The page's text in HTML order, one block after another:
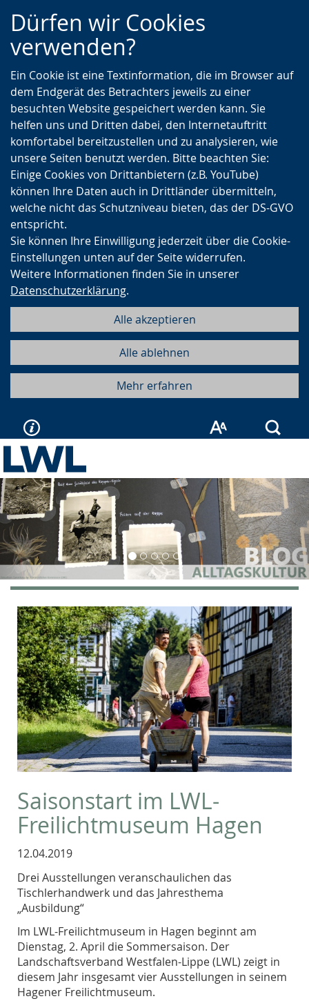
Zur
Hauptnavigation
Zur
Seitennavigation
Zum
Inhalt
Dürfen wir Cookies
verwenden?
Ein Cookie ist eine Textinformation, die im Browser auf
dem Endgerät des Betrachters jeweils zu einer
besuchten Website gespeichert werden kann. Sie
helfen uns und Dritten dabei, den Internetauftritt
komfortabel bereitzustellen und zu analysieren, wie
unsere Seiten benutzt werden. Bitte beachten Sie:
Einige Cookies von Drittanbietern (z.B. YouTube)
können Ihre Daten auch in Drittländer übermitteln,
welche nicht das Schutzniveau bieten, das der DS-GVO
entspricht.
Sie können Ihre Einwilligung jederzeit über die Cookie-
Einstellungen unten auf der Seite widerrufen.
Weitere Informationen finden Sie in unserer
Datenschutzerklärung.
Alle akzeptieren
Alle ablehnen
Mehr erfahren
Vorherige
Saisonstart im LWL-
Freilichtmuseum Hagen
12.04.2019
Drei Ausstellungen veranschaulichen das
Tischlerhandwerk und das Jahresthema
„Ausbildung“
Im LWL-Frei­lichtmuseum in Hagen be­ginnt am
Dienstag, 2. April die Sommersaison. Der
Landschafts­verband Westfalen-Lippe (LWL) zeigt in
diesem Jahr insgesamt vier Ausstellungen in seinem
Hagener Freilichtmuseum.